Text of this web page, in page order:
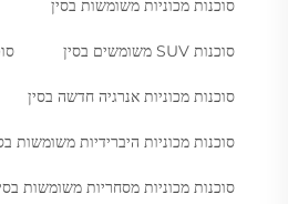
סוכנות מכוניות משומשות בסין
סוכנות SUV משומשים בסין
סוכנות מכוניות אנרגיה חדשה בסין
סוכנות מכוניות היברידיות משומשות
סוכנות מכוניות מסחריות משומשות